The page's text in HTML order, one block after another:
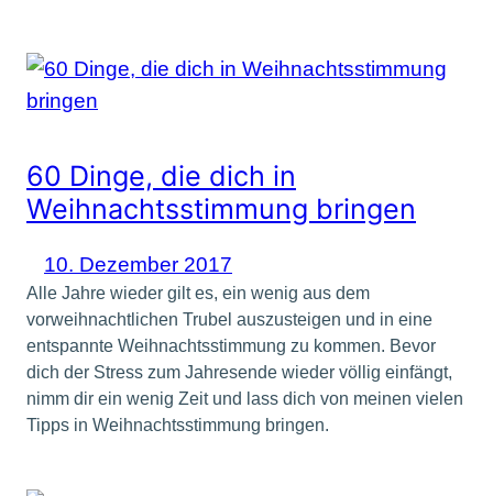
60 Dinge, die dich in
Weihnachtsstimmung bringen
10. Dezember 2017
Alle Jahre wieder gilt es, ein wenig aus dem
vorweihnachtlichen Trubel auszusteigen und in eine
entspannte Weihnachtsstimmung zu kommen. Bevor
dich der Stress zum Jahresende wieder völlig einfängt,
nimm dir ein wenig Zeit und lass dich von meinen vielen
Tipps in Weihnachtsstimmung bringen.